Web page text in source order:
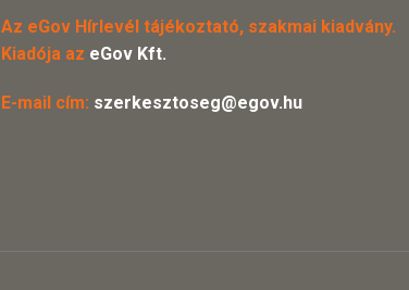
Az eGov Hírlevél tájékoztató, szakmai kiadvány.
Kiadója az eGov Kft.
E-mail cím: szerkesztoseg@egov.hu